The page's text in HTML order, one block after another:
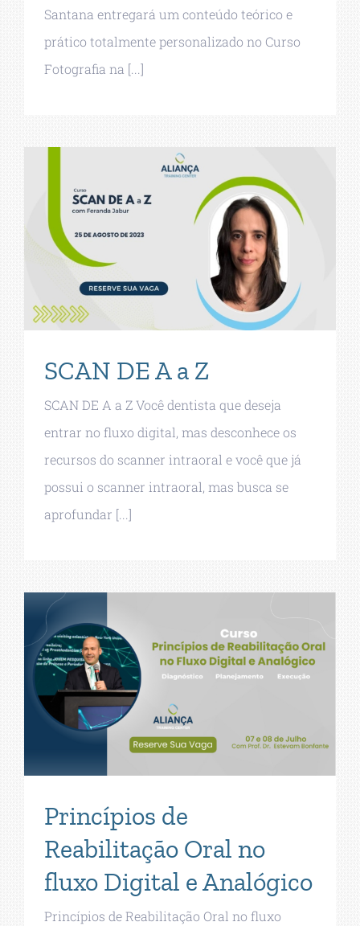
Santana entregará um conteúdo teórico e
prático totalmente personalizado no Curso
Fotografia na [...]
SCAN DE A a Z
SCAN DE A a Z Você dentista que deseja
entrar no fluxo digital, mas desconhece os
recursos do scanner intraoral e você que já
possui o scanner intraoral, mas busca se
aprofundar [...]
Princípios de
Reabilitação Oral no
fluxo Digital e Analógico
Princípios de Reabilitação Oral no fluxo